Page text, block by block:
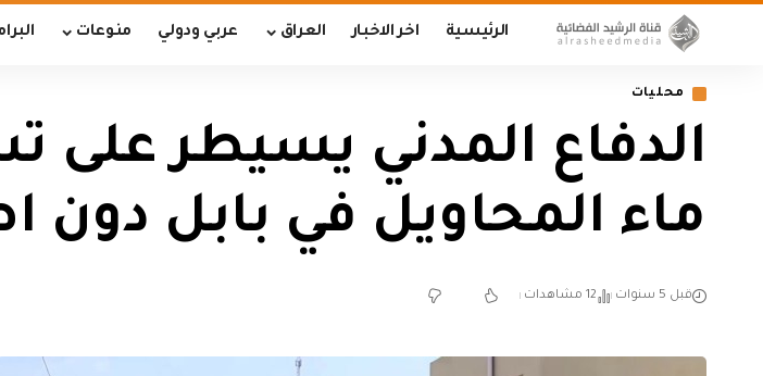
الرئيسية اخر الاخبار العراق عربي ودولي منوعات
محليات
الدفاع المدني يسيطر على
ماء المحاويل في بابل دون
قبل 5 سنوات 12 مشاهدات